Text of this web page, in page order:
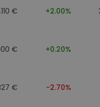
€ +2.00%
€ +0.20%
€ -2.70%